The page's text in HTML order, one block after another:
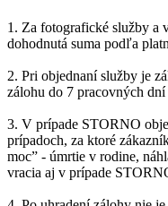
1. Za fotografické služby a
dohodnutá suma podľa
2. Pri objednaní služby je
zálohu do 7 pracovných
3. V prípade STORNO
prípadoch, za ktoré
moc” - úmrtie v rodine,
vracia aj v prípade